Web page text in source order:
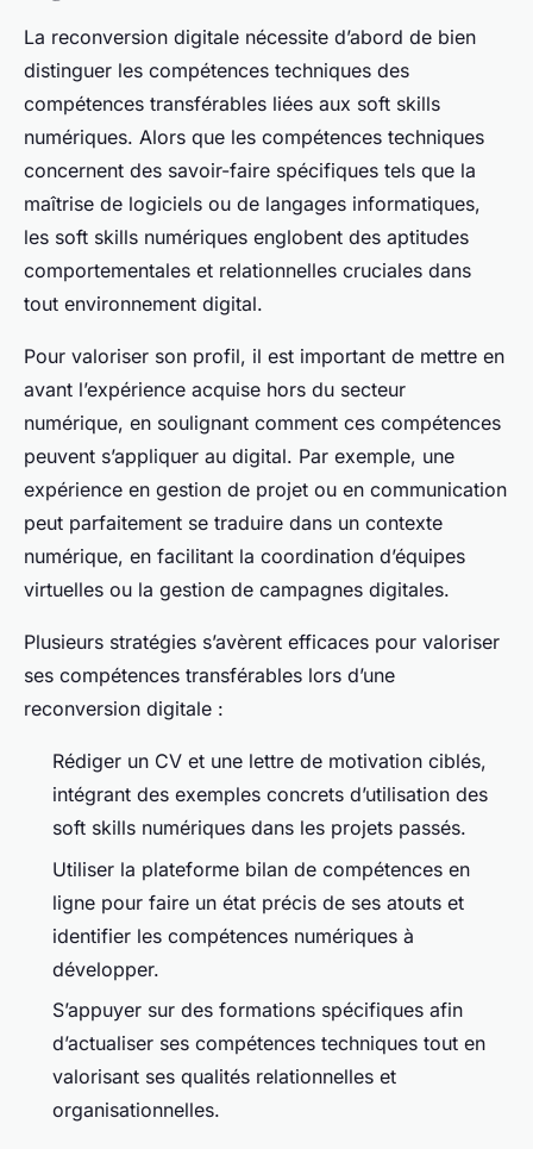
La reconversion digitale nécessite d’abord de bien
distinguer les compétences techniques des
compétences transférables liées aux soft skills
numériques. Alors que les compétences techniques
concernent des savoir-faire spécifiques tels que la
maîtrise de logiciels ou de langages informatiques,
les soft skills numériques englobent des aptitudes
comportementales et relationnelles cruciales dans
tout environnement digital.
Pour valoriser son profil, il est important de mettre en
avant l’expérience acquise hors du secteur
numérique, en soulignant comment ces compétences
peuvent s’appliquer au digital. Par exemple, une
expérience en gestion de projet ou en communication
peut parfaitement se traduire dans un contexte
numérique, en facilitant la coordination d’équipes
virtuelles ou la gestion de campagnes digitales.
Plusieurs stratégies s’avèrent efficaces pour valoriser
ses compétences transférables lors d’une
reconversion digitale :
Rédiger un CV et une lettre de motivation ciblés,
intégrant des exemples concrets d’utilisation des
soft skills numériques dans les projets passés.
Utiliser la plateforme bilan de compétences en
ligne pour faire un état précis de ses atouts et
identifier les compétences numériques à
développer.
S’appuyer sur des formations spécifiques afin
d’actualiser ses compétences techniques tout en
valorisant ses qualités relationnelles et
organisationnelles.